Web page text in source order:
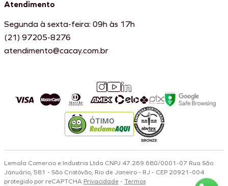
Atendimento
Segunda à sexta-feira: 09h às 17h
(21) 97205-8276
atendimento@cacay.com.br
ÓTIMO
Lemala Comercio e Industria Ltda CNPJ 47.269.680/0001-07 Rua São
Januário, 581 - São Cristóvão, Rio de Janeiro - RJ - CEP 20921-004
protegido por reCAPTCHA Privacidade - Termos